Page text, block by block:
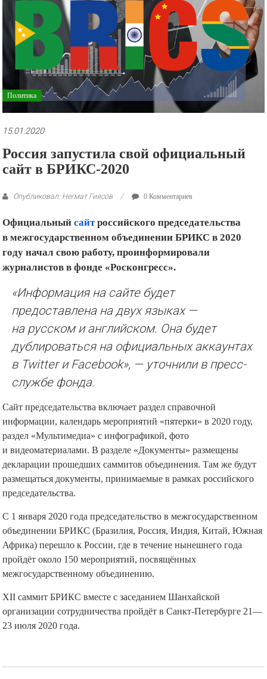
ролики
презентации.
Политика
15.01.2020
Россия запустила свой официальный
сайт в БРИКС-2020
Опубликовал: Негмат Гиясов 0 Комментариев
Официальныйсайтроссийского председательства
в межгосударственном объединении БРИКС в 2020
году начал свою работу, проинформировали
журналистов в фонде «Росконгресс».
«Информация на сайте будет
предоставлена на двух языках —
на русском и английском. Она будет
дублироваться на официальных аккаунтах
в Twitter и Facebook», — уточнили в пресс-
службе фонда.
Сайт председательства включает раздел справочной
информации, календарь мероприятий «пятерки» в 2020 году,
раздел «Мультимедиа» с инфографикой, фото
и видеоматериалами. В разделе «Документы» размещены
декларации прошедших саммитов объединения. Там же будут
размещаться документы, принимаемые в рамках российского
председательства.
С 1 января 2020 года председательство в межгосударственном
объединении БРИКС (Бразилия, Россия, Индия, Китай, Южная
Африка) перешло к России, где в течение нынешнего года
пройдёт около 150 мероприятий, посвящённых
межгосударственному объединению.
XII саммит БРИКС вместе с заседанием Шанхайской
организации сотрудничества пройдёт в Санкт-Петербурге 21—
23 июля 2020 года.